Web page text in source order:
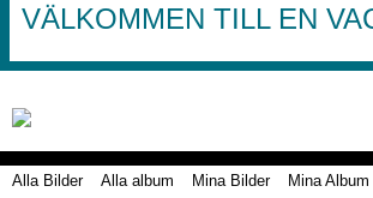
VÄLKOMMEN TILL EN
Alla Bilder Alla album Mina Bilder Mina Album